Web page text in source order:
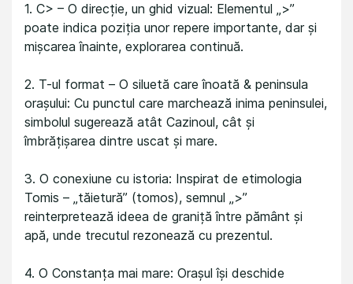
1. C> – O direcție, un ghid vizual: Elementul „>”
poate indica poziția unor repere importante, dar și
mișcarea înainte, explorarea continuă.
2. T-ul format – O siluetă care înoată & peninsula
orașului: Cu punctul care marchează inima peninsulei,
simbolul sugerează atât Cazinoul, cât și
îmbrățișarea dintre uscat și mare.
3. O conexiune cu istoria: Inspirat de etimologia
Tomis – „tăietură” (tomos), semnul „>”
reinterpretează ideea de graniță între pământ și
apă, unde trecutul rezonează cu prezentul.
4. O Constanța mai mare: Orașul își deschide